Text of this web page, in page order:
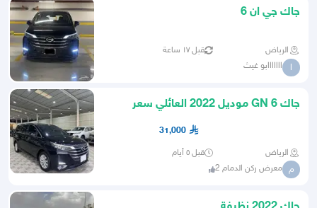
جاك جي ان 6
الرياض قبل ١٧ ساعة
ا ااااااابو غيث
جاك GN 6 موديل 2022 العائلي سعر
31,000
الرياض قبل ٥ أيام
م معرض ركن الدمام 2